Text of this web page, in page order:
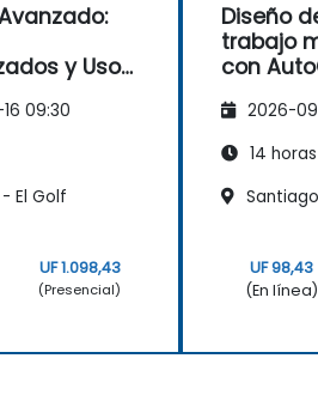
y Uso
09:30
El Golf
UF 1.098,43
(Presencial)
Diseño
trabajo
con
2026-
14 horas
UF 98,43
(En línea)